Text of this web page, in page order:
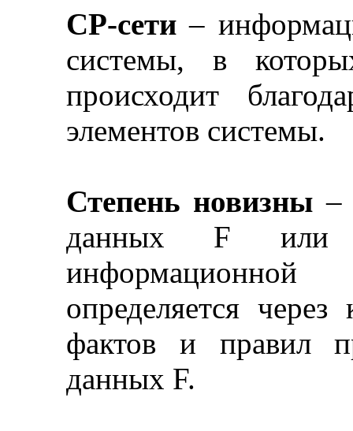
СР-сети –
системы, в
происходит
элементов системы.
Степень новизны –
данных F или
информационной
определяется
фактов и правил
данных F.